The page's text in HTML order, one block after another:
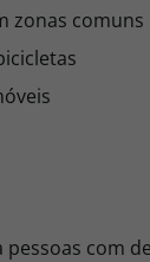
zonas comuns
com